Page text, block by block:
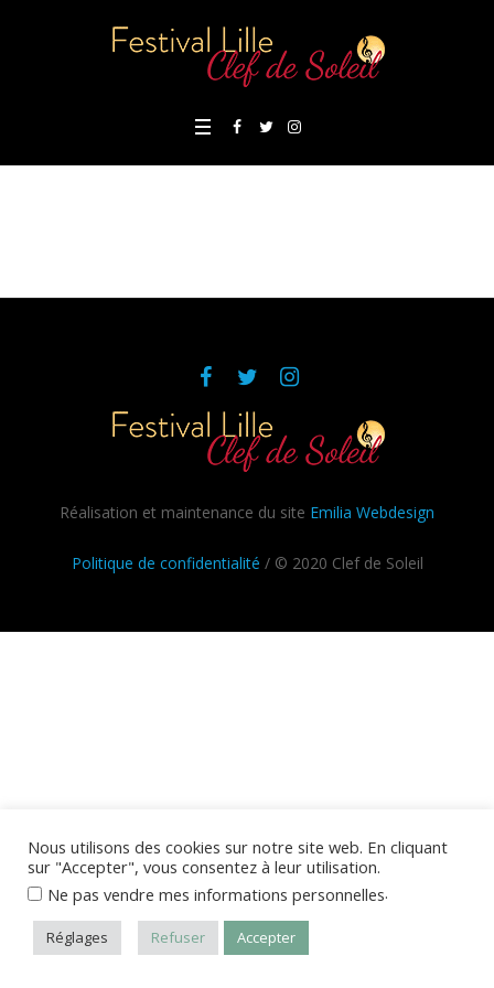
Réalisation et maintenance du site Emilia Webdesign
Politique de confidentialité / © 2020 Clef de Soleil
Nous utilisons des cookies sur notre site web. En cliquant
sur "Accepter", vous consentez à leur utilisation.
Ne pas vendre mes informations personnelles.
Réglages Refuser Accepter